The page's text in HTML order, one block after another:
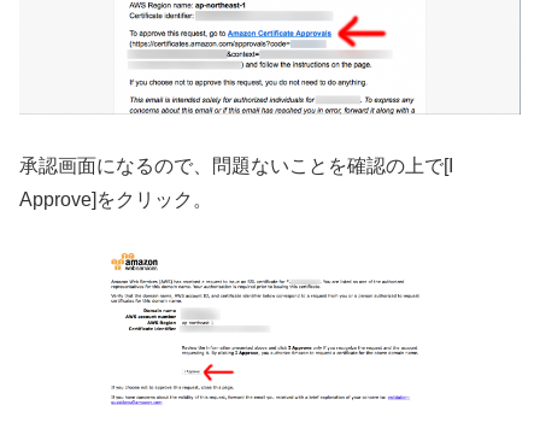
承認画面になるので、問題ないことを確認の上で[I
Approve]をクリック。